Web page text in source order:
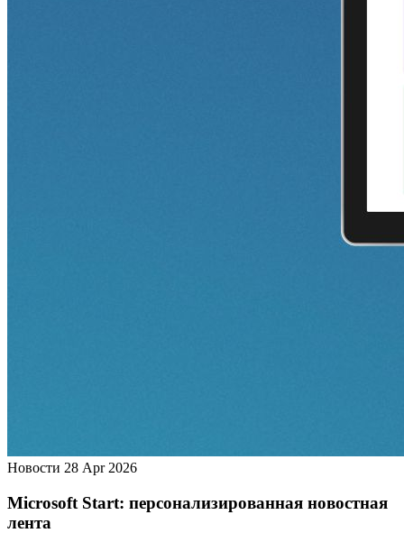
Новости 28 Apr 2026
Microsoft Start: персонализированная новостная
лента